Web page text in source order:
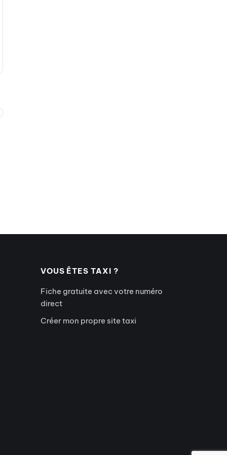
VOUS ÊTES TAXI ?
Fiche gratuite avec votre numéro
direct
Créer mon propre site taxi